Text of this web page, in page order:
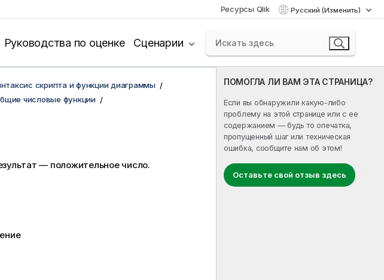
Ресурсы Qlik Русский (Изменить)
Руководства по оценке Сценарии
ПОМОГЛА ЛИ ВАМ ЭТА СТРАНИЦА?
Если вы обнаружили какую-либо
проблему на этой странице или с ее
содержанием — будь то опечатка,
пропущенный шаг или техническая
ошибка, сообщите нам об этом!
Оставьте свой отзыв здесь
скрипта и функции диаграммы
числовые функции
— положительное число.